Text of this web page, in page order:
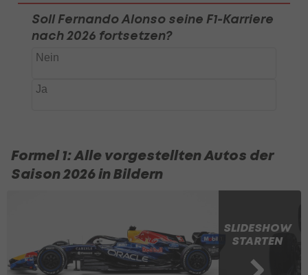
Formel 1: Alle vorgestellten Autos der
Saison 2026 in Bildern
SLIDESHOW
STARTEN